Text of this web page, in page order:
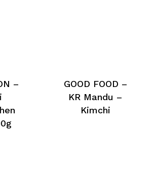
–
GOOD FOOD –
KR Mandu –
Kimchi